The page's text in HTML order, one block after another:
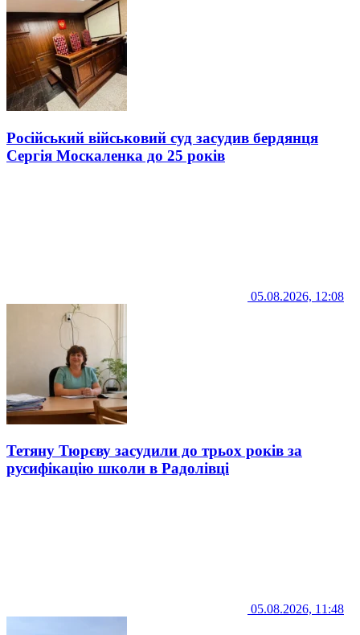
Російський військовий суд засудив бердянця
Сергія Москаленка до 25 років
05.08.2026, 12:08
Тетяну Тюрєву засудили до трьох років за
русифікацію школи в Радолівці
05.08.2026, 11:48